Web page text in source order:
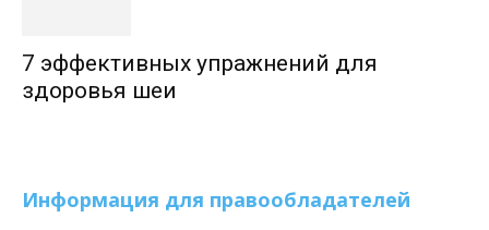
7 эффективных упражнений для
здоровья шеи
Информация для правообладателей